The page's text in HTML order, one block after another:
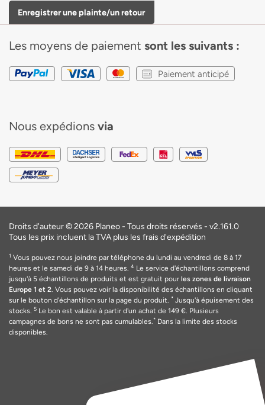
Enregistrer une plainte/un retour
Les moyens de paiement sont les suivants :
Paiement anticipé
Nous expédions via
Droits d'auteur © 2026 Planeo - Tous droits réservés - v2.161.0
Tous les prix incluent la TVA plus les frais d'expédition
1 Vous pouvez nous joindre par téléphone du lundi au vendredi de 8 à 17
heures et le samedi de 9 à 14 heures. 4 Le service d'échantillons comprend
jusqu'à 5 échantillons de produits et est gratuit pour les zones de livraison
Europe 1 et 2. Vous pouvez voir la disponibilité des échantillons en cliquant
sur le bouton d'échantillon sur la page du produit. * Jusqu'à épuisement des
stocks. 5 Le bon est valable à partir d'un achat de 149 €. Plusieurs
campagnes de bons ne sont pas cumulables.* Dans la limite des stocks
disponibles.